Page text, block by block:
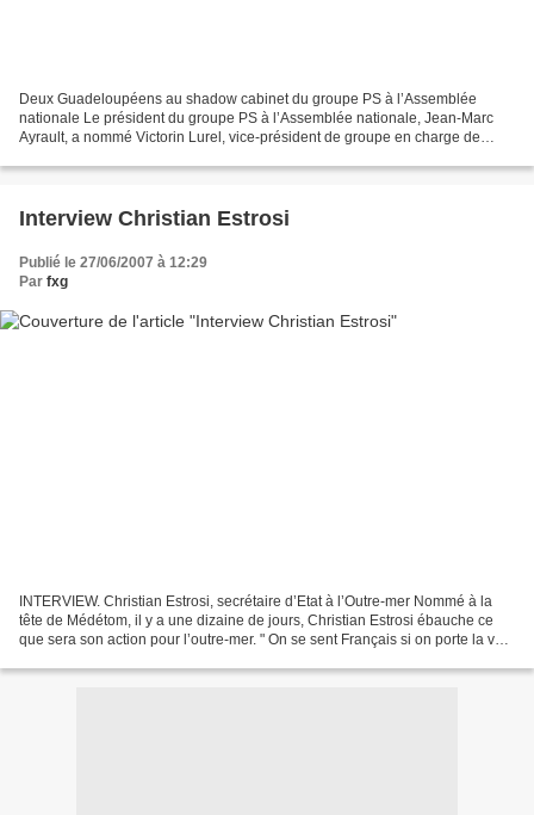
Deux Guadeloupéens au shadow cabinet du groupe PS à l’Assemblée
nationale Le président du groupe PS à l’Assemblée nationale, Jean-Marc
Ayrault, a nommé Victorin Lurel, vice-président de groupe en charge de
Interview Christian Estrosi
Publié le 27/06/2007 à 12:29
Par fxg
INTERVIEW. Christian Estrosi, secrétaire d’Etat à l’Outre-mer Nommé à la
tête de Médétom, il y a une dizaine de jours, Christian Estrosi ébauche ce
que sera son action pour l’outre-mer. " On se sent Français si on porte la voix